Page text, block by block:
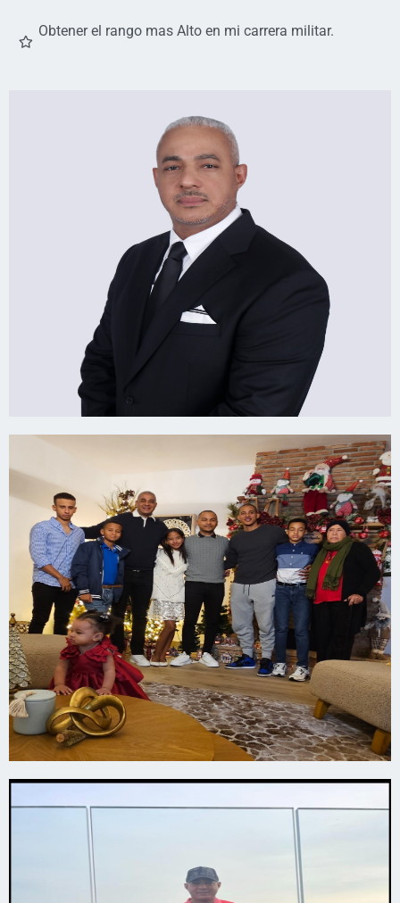
Obtener el rango mas Alto en mi carrera militar.